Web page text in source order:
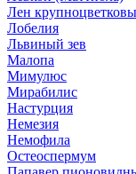
Лен
Лобелия
Львиный зев
Малопа
Мимулюс
Мирабилис
Настурция
Немезия
Немофила
Остеоспермум